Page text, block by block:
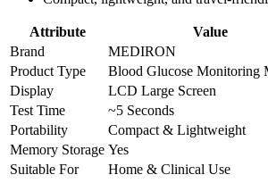
Attribute
Value
Brand
MEDIRON
Product Type
Blood Glucose Monitoring
Display
LCD Large Screen
Test Time
~5 Seconds
Portability
Compact & Lightweight
Memory Storage Yes
Suitable For
Home & Clinical Use